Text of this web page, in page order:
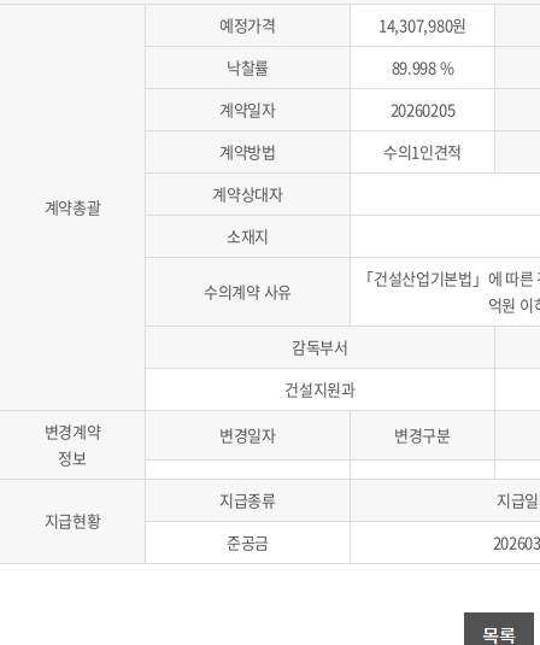
계약총괄
예정가격
14,307,980원
낙찰률
89.998 %
계약일자
20260205
계약방법
수의1인견적
계약상대자
소재지
수의계약 사유
「건설산업기본법」에 따
억원 이
감독부서
건설지원과
변경계약
정보
변경일자 변경구분
지급현황
지급종류
지급
준공금